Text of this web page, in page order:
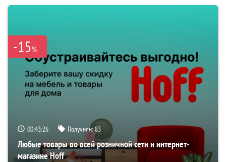
-15%
00:43:25 Получили:83
Любые товары во всей розничной сети и интернет-
магазине Hoff